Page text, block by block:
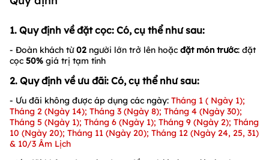
Quy định
1. Quy định về đặt cọc: Có, cụ thể như sau:
- Đoàn khách từ02 người lớn trở lên hoặcđặt món trước: đặt
cọc50% giá trị tạm tính
2. Quy định về ưu đãi: Có, cụ thể như sau: